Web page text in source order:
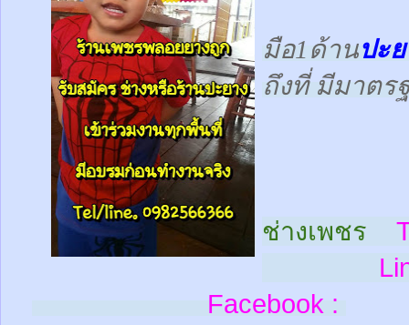
มือ1ด้านปะ
ถึงที่ มีมาตร
ช่างเพชร
Facebook :